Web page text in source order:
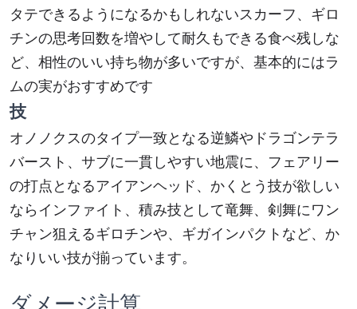
タテできるようになるかもしれないスカーフ、ギロ
チンの思考回数を増やして耐久もできる食べ残しな
ど、相性のいい持ち物が多いですが、基本的にはラ
ムの実がおすすめです
技
オノノクスのタイプ一致となる逆鱗やドラゴンテラ
バースト、サブに一貫しやすい地震に、フェアリー
の打点となるアイアンヘッド、かくとう技が欲しい
ならインファイト、積み技として竜舞、剣舞にワン
チャン狙えるギロチンや、ギガインパクトなど、か
なりいい技が揃っています。
ダメージ計算